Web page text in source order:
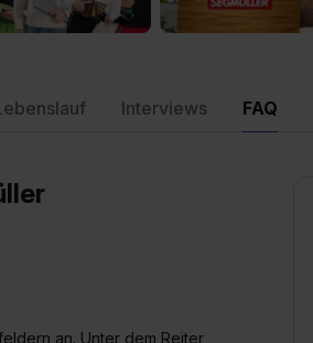
Interviews FAQ
an. Unter dem Reiter